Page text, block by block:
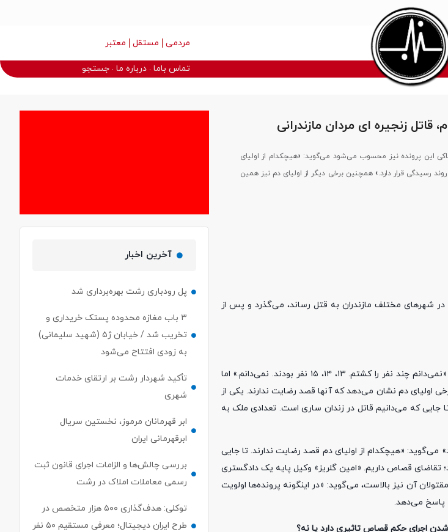
مردمی مستقل معتبر
تماس باما درباره ما جستجو
زنجیره ای مردان مازندرانی
این پرونده نیز محسوب می‌شود می‌گوید: «هیچکدام از اولیای
رسیدگی قرار دارد.» همچنین برخی دیگر از اولیای دم نیز همین
قاتل سریالی که ۱۱ شوهر صیغه‌ای خود را در شهرهای مختلف مازندران به قتل رساند، می‌گذرد و پس از
کلثوم اکبری در آخرین اعترافات خود در شهریورماه سال جاری، مقابل دوربین صدا و سیما می‌گوید: «نمی‌دانم چند نفر را کشتم. ۱۳، ۱۴، ۱۵ نفر بودند. نمی‌دانم.» اما
«اعتماد» از برخی اولیای دم نشان می‌دهد که آنها قصد رضایت ندارند. یکی از
قتل رسیدهمی‌گوید: «تا جایی که می‌دانیم قاتل در زندان ساری است. تعدادی ملک به
«هیچکدام از اولیای دم قصد رضایت ندارند. تا جایی
تقاضای قصاص داریم. «امین گلریز» وکیل پایه یک دادگستری
آن نیز بالاست، می‌گوید: «در اینگونه پرونده‌ها اولویت
پاسخ می‌دهد.
آخرین اخبار
پل رودباری رشت بهره‌برداری شد
۳ باب مغازه محدوده پستک خریداری و
تخریب شد / خیابان ژ۵ (شهید سلیمانی)
به زودی افتتاح می‌شود
تأکید شهردار رشت بر ارتقای خدمات
شهری
ابر قهرمانان مرموز، نخستین سریال
ابرقهرمانی ایران
بررسی چالش‌ها و الزامات اجرای قانون ثبت
رسمی معاملات املاک در رشت
توکلی: هدف‌گذاری ۵۰۰ هزار متخصص در
طرح ایران دیجیتال؛ معرفی مستقیم ۵۰ نفر